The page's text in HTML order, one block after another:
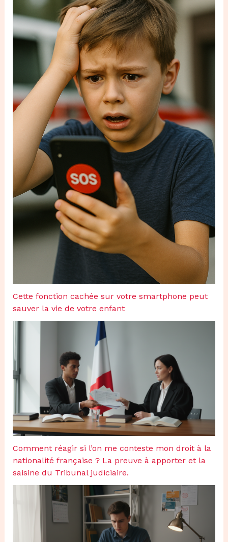
Cette fonction cachée sur votre smartphone peut
sauver la vie de votre enfant
Comment réagir si l’on me conteste mon droit à la
nationalité française ? La preuve à apporter et la
saisine du Tribunal judiciaire.